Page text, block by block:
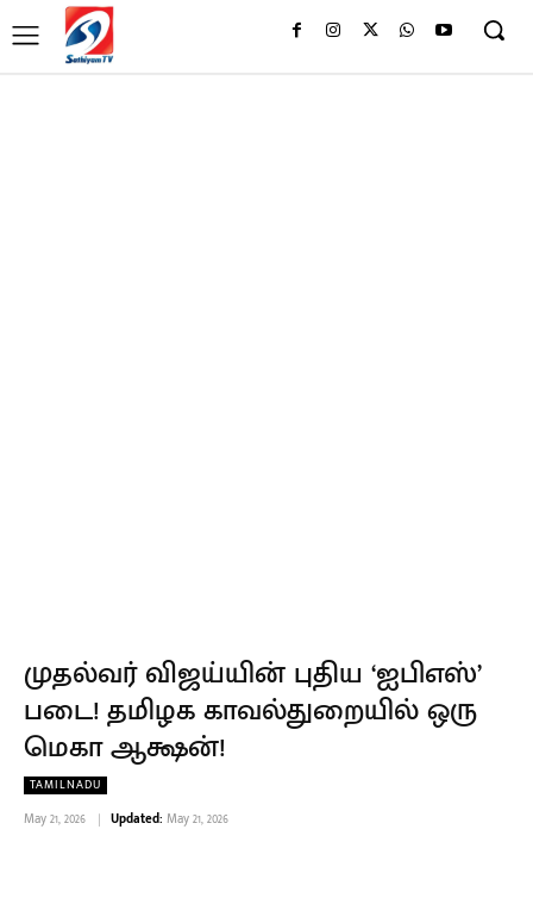
முதல்வர் விஜய்யின் புதிய ‘ஐபிஎஸ்’
படை! தமிழக காவல்துறையில் ஒரு
மெகா ஆக்ஷன்!
TAMILNADU
May 21, 2026 Updated: May 21, 2026